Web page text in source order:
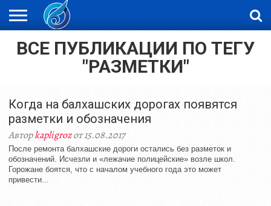
ЖАҢАЛЫҚТАР
НОВОСТИ
ВИДЕО
ФОТОРЕПОРТАЖИ
ОРКЕН
ВСЕ ПУБЛИКАЦИИ ПО ТЕГУ
"РАЗМЕТКИ"
Когда на балхашских дорогах появятся
разметки и обозначения
Авторkapligrozот 15.08.2017
После ремонта балхашские дороги остались без разметок и
обозначений. Исчезли и «лежачие полицейские» возле школ.
Горожане боятся, что с началом учебного года это может
привести...